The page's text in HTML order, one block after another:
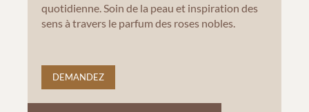
quotidienne. Soin de la peau et inspiration des
sens à travers le parfum des roses nobles.
DEMANDEZ